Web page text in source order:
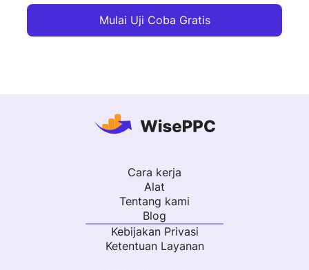
Mulai Uji Coba Gratis
Cara kerja
Alat
Tentang kami
Blog
Kebijakan Privasi
Ketentuan Layanan